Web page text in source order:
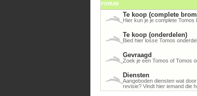
FORUM
Te koop (complete
Hier kun je je complete Tomos
Te koop (onderdelen)
Bied hier losse Tomos
Gevraagd
Zoek je een Tomos of Tomos
Diensten
Aangeboden diensten wat
revisie? Vindt hier iemand die